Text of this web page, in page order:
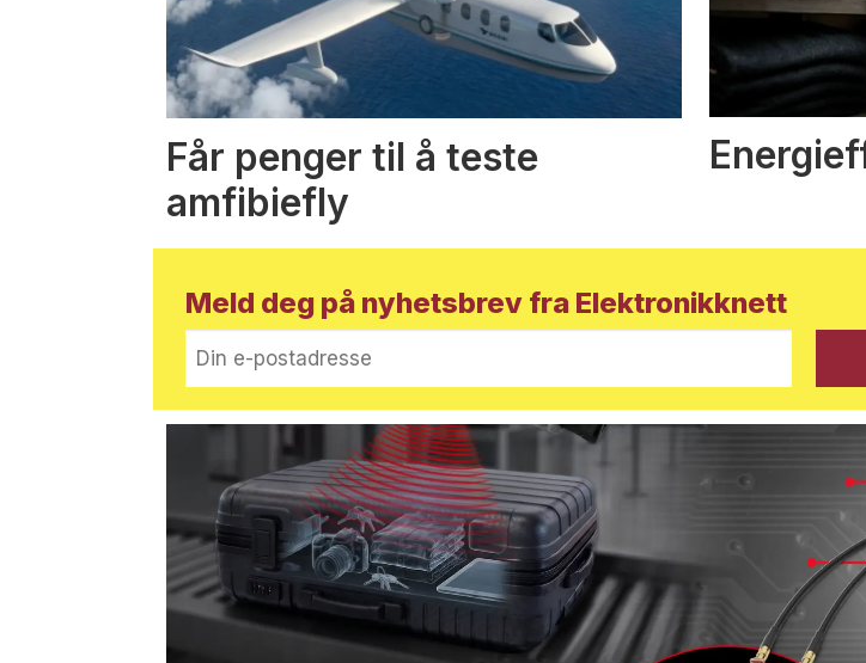
Får penger til å teste
amfibiefly
Meld deg på nyhetsbrev fra Elektronikknett